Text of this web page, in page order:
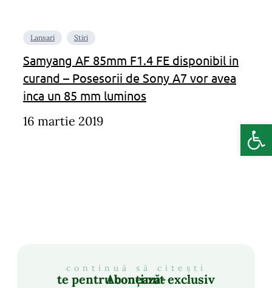
Lansari Stiri
Samyang AF 85mm F1.4 FE disponibil in
curand – Posesorii de Sony A7 vor avea
inca un 85 mm luminos
16 martie 2019
continuă să citești
Abonează-te pentru conținut exclusiv